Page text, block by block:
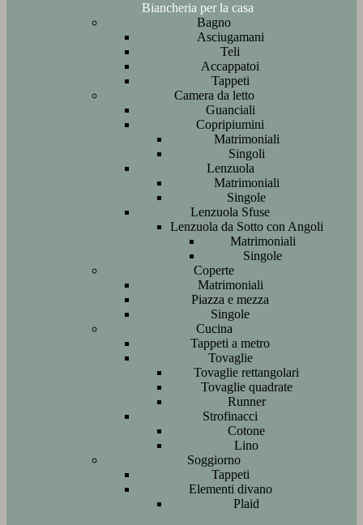
Biancheria per la casa
Bagno
Asciugamani
Teli
Accappatoi
Tappeti
Camera da letto
Guanciali
Copripiumini
Matrimoniali
Singoli
Lenzuola
Matrimoniali
Singole
Lenzuola Sfuse
Lenzuola da Sotto con Angoli
Matrimoniali
Singole
Coperte
Matrimoniali
Piazza e mezza
Singole
Cucina
Tappeti a metro
Tovaglie
Tovaglie rettangolari
Tovaglie quadrate
Runner
Strofinacci
Cotone
Lino
Soggiorno
Tappeti
Elementi divano
Plaid